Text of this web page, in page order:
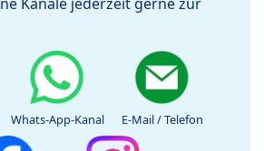
Whats-App-Kanal E-Mail / Telefon